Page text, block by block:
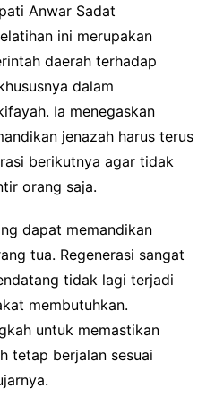
Anwar Sadat
ini merupakan
daerah terhadap
dalam
Ia menegaskan
jenazah harus terus
berikutnya agar tidak
orang saja.
dapat memandikan
tua. Regenerasi sangat
tidak lagi terjadi
membutuhkan.
untuk memastikan
tetap berjalan sesuai